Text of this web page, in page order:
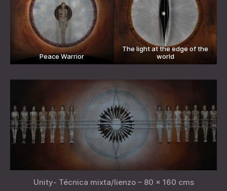
Peace Warrior
The light at the edge of the
world
Unity- Técnica mixta/lienzo – 80 x 160 cms